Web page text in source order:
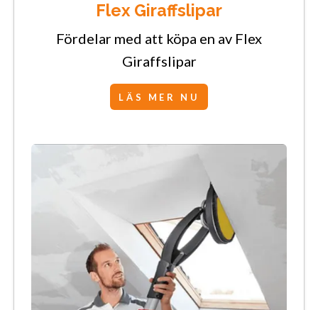
Flex Giraffslipar
Fördelar med att köpa en av Flex
Giraffslipar
LÄS MER NU